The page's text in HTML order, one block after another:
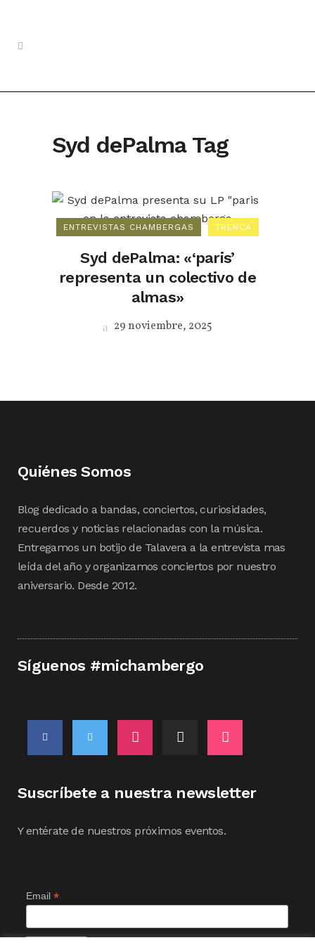
Syd dePalma Tag
ENTREVISTAS CHAMBERGAS TRENCA
Syd dePalma: «‘paris’
representa un colectivo de
almas»
29 noviembre, 2025
Quiénes Somos
Blog dedicado a bandas, conciertos, curiosidades,
recuerdos y noticias relacionadas con la música.
Entregamos un botijo de Talavera a la entrevista mas
leída del año y organizamos conciertos por nuestro
aniversario. Desde 2012.
Síguenos #michambergo
Suscríbete a nuestra newsletter
Y entérate de nuestros próximos eventos.
Email *